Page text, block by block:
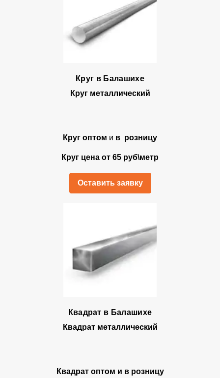
Круг в Балашихе
Круг металлический
Круг оптом и в розницу
Круг цена от 65 руб\метр
Оставить заявку
Квадрат в Балашихе
Квадрат металлический
Квадрат оптом и в розницу